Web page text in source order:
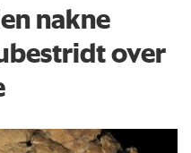
nakne
over